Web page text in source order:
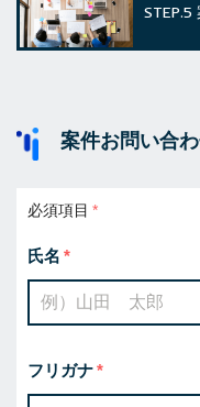
STEP.5
案件お問い合
必須項目
氏名
フリガナ